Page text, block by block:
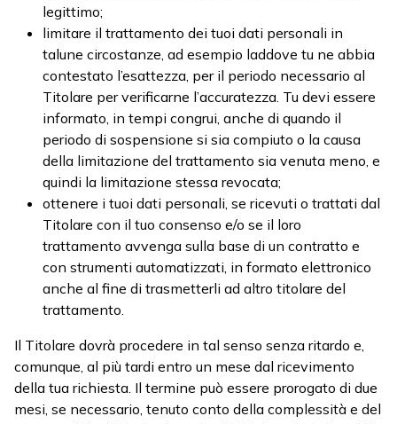
legittimo;
limitare il trattamento dei tuoi dati personali in
talune circostanze, ad esempio laddove tu ne abbia
contestato l’esattezza, per il periodo necessario al
Titolare per verificarne l’accuratezza. Tu devi essere
informato, in tempi congrui, anche di quando il
periodo di sospensione si sia compiuto o la causa
della limitazione del trattamento sia venuta meno, e
quindi la limitazione stessa revocata;
ottenere i tuoi dati personali, se ricevuti o trattati dal
Titolare con il tuo consenso e/o se il loro
trattamento avvenga sulla base di un contratto e
con strumenti automatizzati, in formato elettronico
anche al fine di trasmetterli ad altro titolare del
trattamento.
Il Titolare dovrà procedere in tal senso senza ritardo e,
comunque, al più tardi entro un mese dal ricevimento
della tua richiesta. Il termine può essere prorogato di due
mesi, se necessario, tenuto conto della complessità e del